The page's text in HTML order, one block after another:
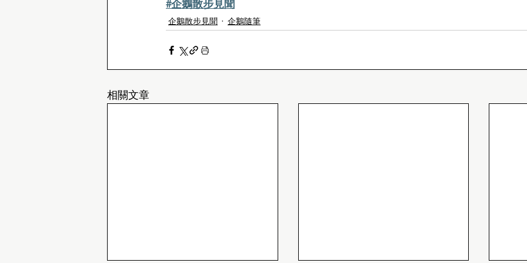
#企鵝散步見聞
企鵝散步見聞 企鵝隨筆
相關文章